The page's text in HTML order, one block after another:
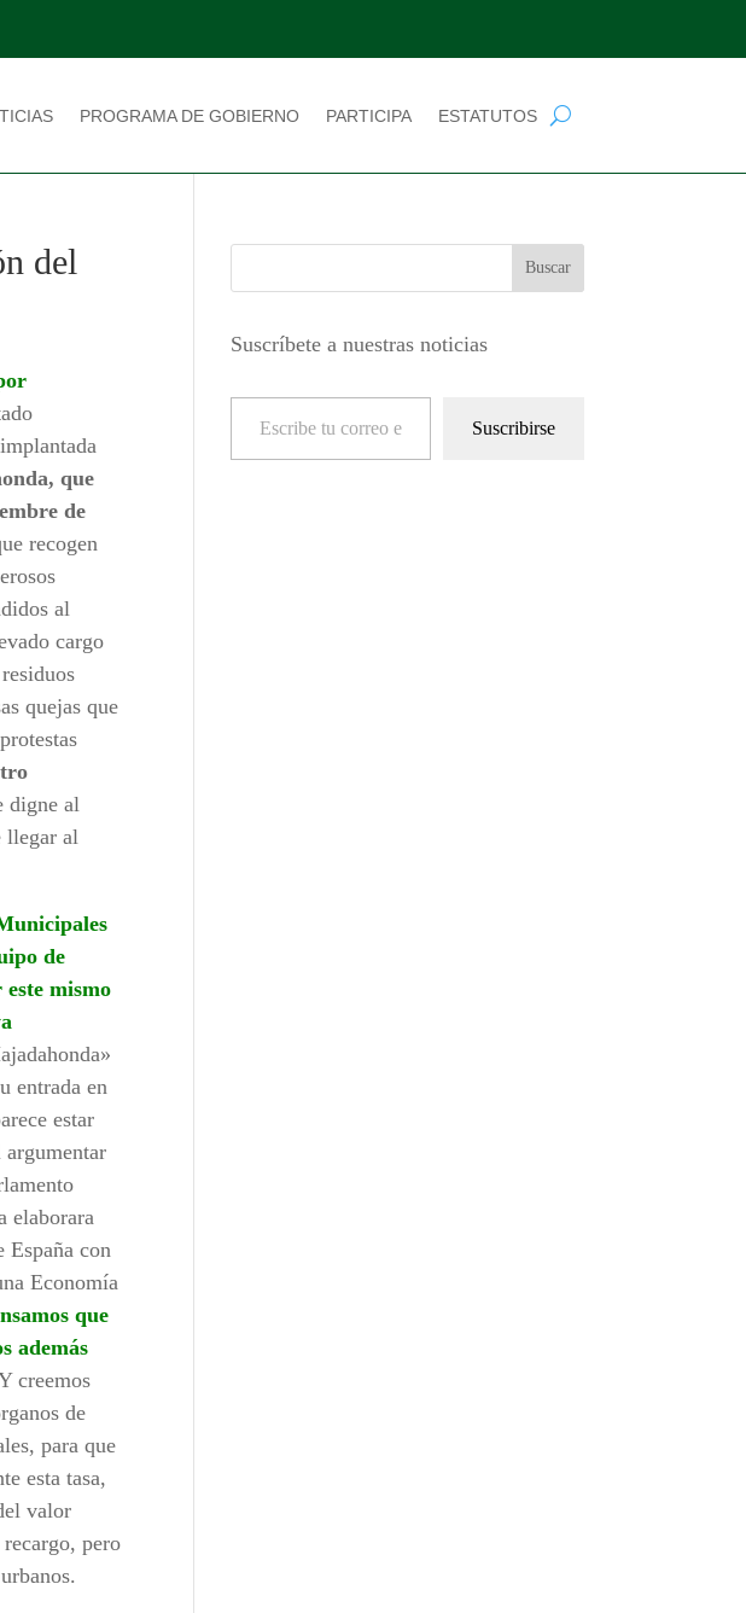
PROGRAMA DE GOBIERNO PARTICIPA ESTATUTOS
del
que
de
recogen
al
cargo
quejas que
digne al
llegar al
de
mismo
entrada en
estar
elaborara
España con
Economía
que
además
creemos
de
para que
esta tasa,
valor
pero
Suscríbete a nuestras noticias
Escribe tu correo electrónico…
Suscribirse